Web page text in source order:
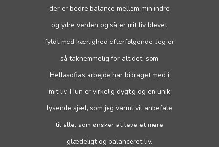
der er bedre balance mellem min indre
og ydre verden og så er mit liv blevet
fyldt med kærlighed efterfølgende. Jeg er
så taknemmelig for alt det, som
Hellasofias arbejde har bidraget med i
mit liv. Hun er virkelig dygtig og en unik
lysende sjæl, som jeg varmt vil anbefale
til alle, som ønsker at leve et mere
glædeligt og balanceret liv.